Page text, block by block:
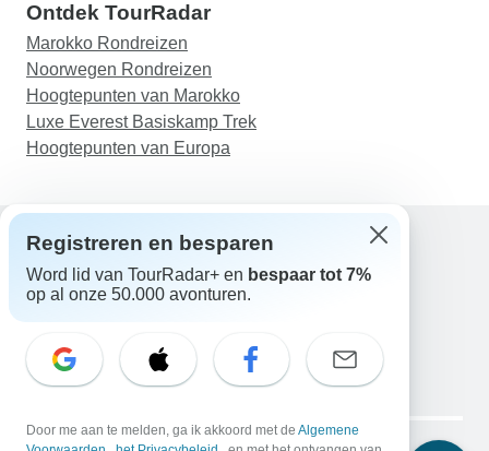
Ontdek TourRadar
Marokko Rondreizen
Noorwegen Rondreizen
Hoogtepunten van Marokko
Luxe Everest Basiskamp Trek
Hoogtepunten van Europa
Hulp
Neem contact met ons op
E-mail: support@tourradar.com
Taal selecteren
Copyright © TourRadar. Alle rechten voorbehouden.
Registreren en besparen
Word lid van TourRadar+ en bespaar tot 7%
op al onze 50.000 avonturen.
Door me aan te melden, ga ik akkoord met de Algemene